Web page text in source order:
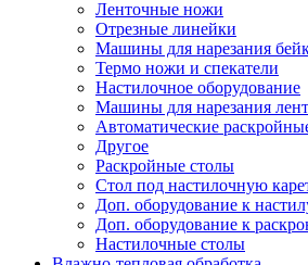
Ленточные ножи
Отрезные линейки
Машины для нарезания
Термо ножи и спекатели
Настилочное оборудование
Машины для нарезания
Автоматические
Другое
Раскройные столы
Стол под настилочную
Доп. оборудование к
Доп. оборудование к
Настилочные столы